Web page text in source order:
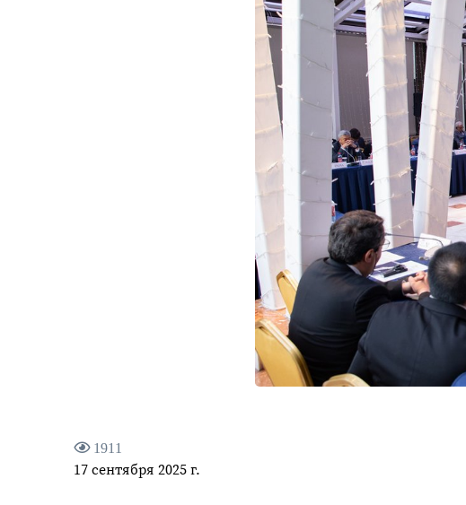
1911
17 сентября 2025 г.